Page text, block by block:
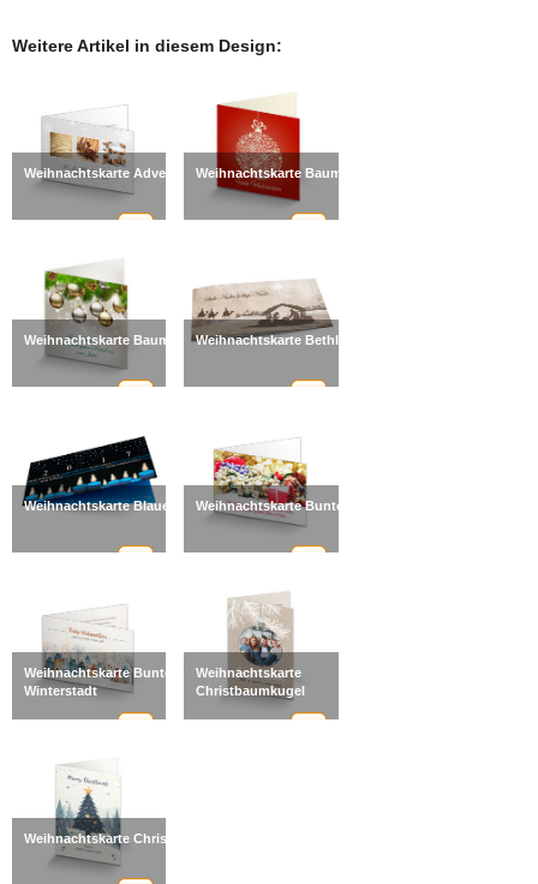
Weitere Artikel in diesem Design:
Weihnachtskarte Advent Weihnachtskarte Baumkugel
Weihnachtskarte BaumschmuckWeihnachtskarte Bethlehem
Weihnachtskarte Blaue LichterWeihnachtskarte Bunte Pracht
Weihnachtskarte Bunte
Winterstadt
Weihnachtskarte
Christbaumkugel
Weihnachtskarte Christmas Tree